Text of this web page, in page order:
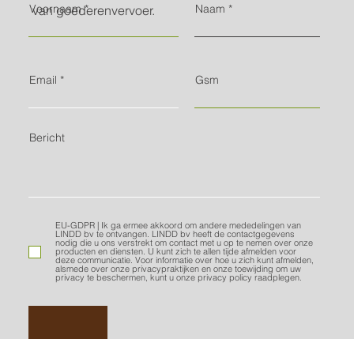
van goederenvervoer.
Voornaam Naam
Email Gsm
Bericht
EU-GDPR | Ik ga ermee akkoord om andere mededelingen van
LINDD bv te ontvangen. LINDD bv heeft de contactgegevens
nodig die u ons verstrekt om contact met u op te nemen over onze
producten en diensten. U kunt zich te allen tijde afmelden voor
deze communicatie. Voor informatie over hoe u zich kunt afmelden,
alsmede over onze privacypraktijken en onze toewijding om uw
privacy te beschermen, kunt u onze privacy policy raadplegen.